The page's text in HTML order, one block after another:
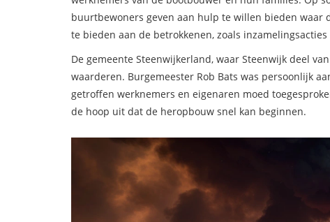
buurtbewoners geven aan hulp te willen bieden
te bieden aan de betrokkenen, zoals
De gemeente Steenwijkerland, waar Steenwijk deel
waarderen. Burgemeester Rob Bats was persoonlijk
getroffen werknemers en eigenaren moed
de hoop uit dat de heropbouw snel kan beginnen.